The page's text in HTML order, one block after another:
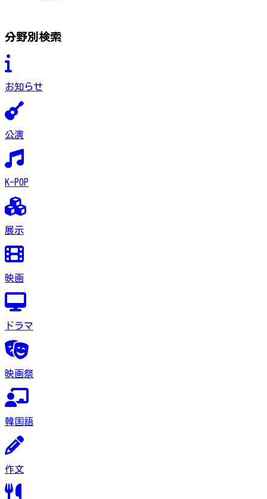
分野別検索
お知らせ
公演
K-POP
展示
映画
ドラマ
映画祭
韓国語
作文